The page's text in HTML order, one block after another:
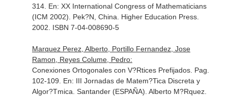
314. En: XX International Congress of Mathematicians
(ICM 2002) . Pek?N, China. Higher Education Press.
2002. ISBN 7-04-008690-5
Marquez Perez, Alberto, Portillo Fernandez, Jose
Ramon, Reyes Colume, Pedro:
Conexiones Ortogonales con V?Rtices Prefijados. Pag.
102-109. En: III Jornadas de Matem?Tica Discreta y
Algor?Tmica . Santander (ESPAÑA). Alberto M?Rquez.